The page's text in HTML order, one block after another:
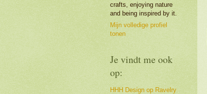
crafts, enjoying nature
and being inspired by it.
Mijn volledige profiel
tonen
Je vindt me ook
op:
HHH Design op Ravelry